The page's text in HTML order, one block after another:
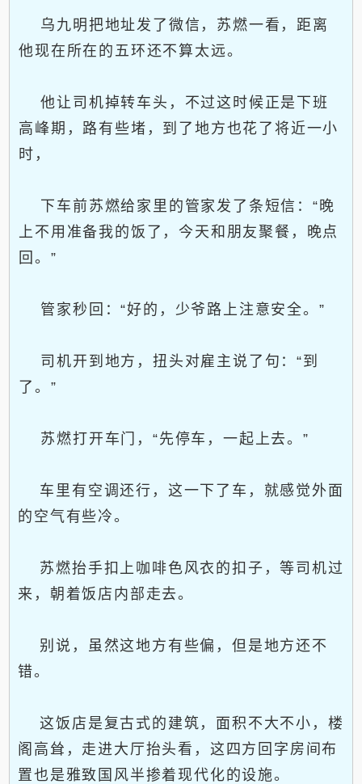
乌九明把地址发了微信，苏燃一看，距离
他现在所在的五环还不算太远。
他让司机掉转车头，不过这时候正是下班
高峰期，路有些堵，到了地方也花了将近一小
时，
下车前苏燃给家里的管家发了条短信：“晚
上不用准备我的饭了，今天和朋友聚餐，晚点
回。”
管家秒回：“好的，少爷路上注意安全。”
司机开到地方，扭头对雇主说了句：“到
了。”
苏燃打开车门，“先停车，一起上去。”
车里有空调还行，这一下了车，就感觉外面
的空气有些冷。
苏燃抬手扣上咖啡色风衣的扣子，等司机过
来，朝着饭店内部走去。
别说，虽然这地方有些偏，但是地方还不
错。
这饭店是复古式的建筑，面积不大不小，楼
阁高耸，走进大厅抬头看，这四方回字房间布
置也是雅致国风半掺着现代化的设施。